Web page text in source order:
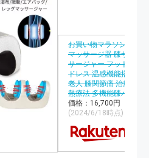
お買い物マラソン【P5
マッサージ器 膝サポー
サージャー フットマッ
ドレス 温感機能搭載 疲
老人 膝関節痛 治療器
熱療法 多機能膝パッド
価格：16,700円（税込
(2024/6/18時点)